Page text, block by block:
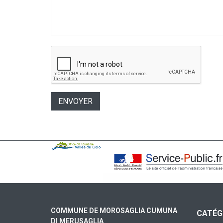
COMMUNE DE MOROSAGLIA CUMUNA
DI MERUSAGLIA